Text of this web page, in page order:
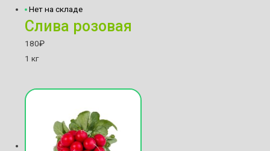
Нет на складе
Слива розовая
180₽
1 кг